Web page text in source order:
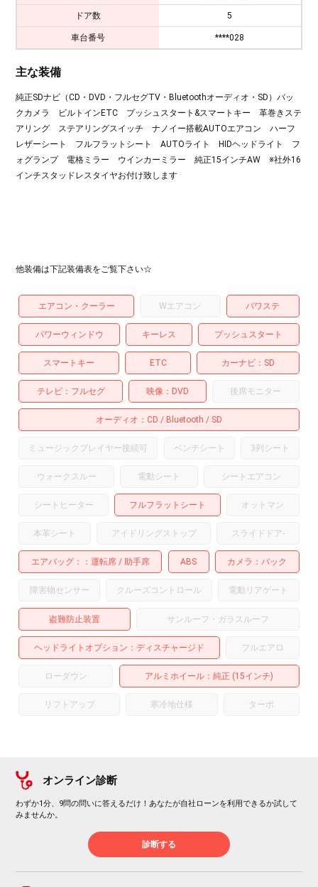
ドア数 5
車台番号 ****028
主な装備
純正SDナビ（CD・DVD・フルセグTV・Bluetoothオーディオ・SD）バッ
クカメラ ビルトインETC プッシュスタート&スマートキー 革巻きステ
アリング ステアリングスイッチ ナノイー搭載AUTOエアコン ハーフ
レザーシート フルフラットシート AUTOライト HIDヘッドライト フ
ォグランプ 電格ミラー ウインカーミラー 純正15インチAW ※社外16
インチスタッドレスタイヤお付け致します
他装備は下記装備表をご覧下さい☆
エアコン・クーラー Wエアコン パワステ
パワーウィンドウ キーレス プッシュスタート
スマートキー ETC カーナビ SD
テレビ フルセグ 映像 DVD 後席モニター
オーディオ CD Bluetooth SD
ミュージックプレイヤー接続可 ベンチシート 3列シート
ウォークスルー 電動シート シートエアコン
シートヒーター フルフラットシート オットマン
本革シート アイドリングストップ スライドドア-
エアバッグ： 運転席 助手席 ABS カメラ バック
障害物センサー クルーズコントロール 電動リアゲート
盗難防止装置 サンルーフ・ガラスルーフ
ヘッドライトオプション ディスチャージド フルエアロ
ローダウン アルミホイール ：純正 (15インチ)
リフトアップ 寒冷地仕様 ターボ
オンライン診断
わずか1分、9問の問いに答えるだけ！あなたが自社ローンを利用できるか試して
みませんか。
診断する